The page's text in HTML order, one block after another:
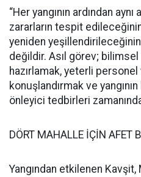
“Her yangının ardından aynı
zararların tespit
yeniden
değildir. Asıl görev;
hazırlamak, yeterli
konuşlandırmak ve
önleyici tedbirleri
DÖRT MAHALLE İÇİN AFET
Yangından etkilenen